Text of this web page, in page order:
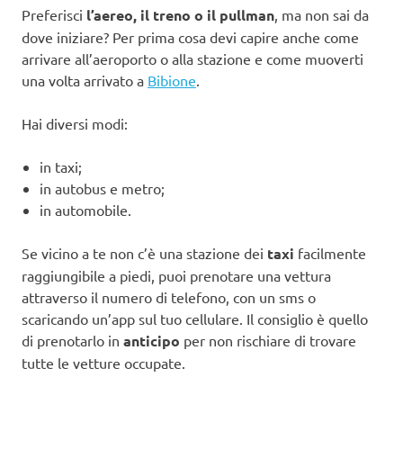
Preferisci l’aereo, il treno o il pullman, ma non sai da
dove iniziare? Per prima cosa devi capire anche come
arrivare all’aeroporto o alla stazione e come muoverti
una volta arrivato a Bibione.
Hai diversi modi:
in taxi;
in autobus e metro;
in automobile.
Se vicino a te non c’è una stazione dei taxi facilmente
raggiungibile a piedi, puoi prenotare una vettura
attraverso il numero di telefono, con un sms o
scaricando un’app sul tuo cellulare. Il consiglio è quello
di prenotarlo in anticipo per non rischiare di trovare
tutte le vetture occupate.